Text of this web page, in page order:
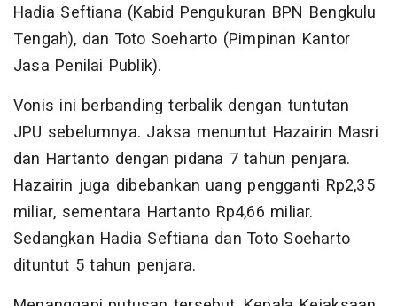
Hadia Seftiana (Kabid Pengukuran BPN Bengkulu
Tengah), dan Toto Soeharto (Pimpinan Kantor
Jasa Penilai Publik).
Vonis ini berbanding terbalik dengan tuntutan
JPU sebelumnya. Jaksa menuntut Hazairin Masri
dan Hartanto dengan pidana 7 tahun penjara.
Hazairin juga dibebankan uang pengganti Rp2,35
miliar, sementara Hartanto Rp4,66 miliar.
Sedangkan Hadia Seftiana dan Toto Soeharto
dituntut 5 tahun penjara.